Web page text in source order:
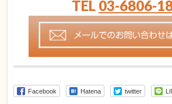
TEL 03-6806-
Facebook Hatena twitter